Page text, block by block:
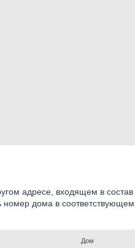
адресе, входящем в состав
номер дома в соответствующем
Дом